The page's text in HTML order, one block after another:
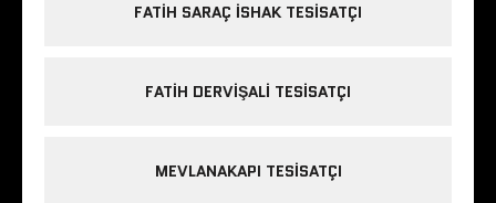
FATIH SARAÇ ISHAK TESISATÇI
FATIH DERVIŞALI TESISATÇI
MEVLANAKAPI TESISATÇI